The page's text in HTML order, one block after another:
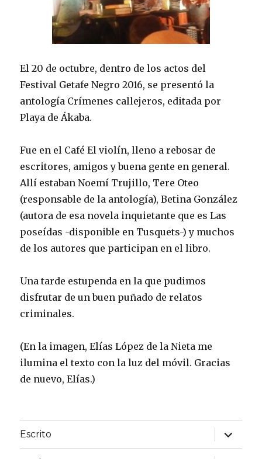
El 20 de octubre, dentro de los actos del
Festival Getafe Negro 2016, se presentó la
antología Crímenes callejeros, editada por
Playa de Ákaba.
Fue en el Café El violín, lleno a rebosar de
escritores, amigos y buena gente en general.
Allí estaban Noemí Trujillo, Tere Oteo
(responsable de la antología), Betina González
(autora de esa novela inquietante que es Las
poseídas -disponible en Tusquets-) y muchos
de los autores que participan en el libro.
Una tarde estupenda en la que pudimos
disfrutar de un buen puñado de relatos
criminales.
(En la imagen, Elías López de la Nieta me
ilumina el texto con la luz del móvil. Gracias
de nuevo, Elías.)
Escrito
expande
el
menú